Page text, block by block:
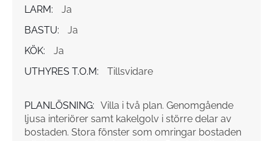
LARM:
Ja
BASTU:
Ja
KÖK:
Ja
UTHYRES T.O.M:
Tillsvidare
PLANLÖSNING: Villa i två plan. Genomgående
ljusa interiörer samt kakelgolv i större delar av
bostaden. Stora fönster som omringar bostaden